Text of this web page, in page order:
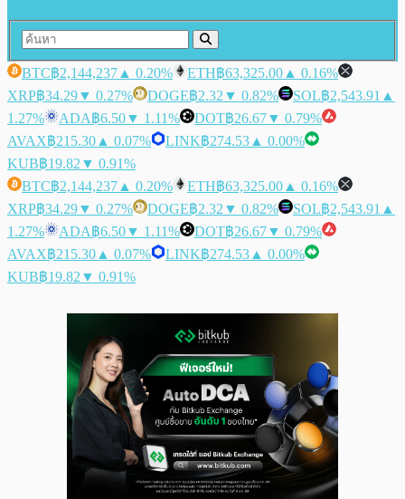
BTC฿2,144,237 ▲ 0.20% ETH฿63,325.00 ▲ 0.16%
XRP฿34.29▼ 0.27% DOGE฿2.32 ▼ 0.82% SOL฿2,543.91 ▲
1.27%
ADA฿6.50▼ 1.11% DOT฿26.67▼ 0.79%
AVAX฿215.30 ▲ 0.07% LINK฿274.53 ▲ 0.00%
KUB฿19.82 ▼ 0.91%
BTC฿2,144,237 ▲ 0.20% ETH฿63,325.00 ▲ 0.16%
XRP฿34.29▼ 0.27% DOGE฿2.32 ▼ 0.82% SOL฿2,543.91 ▲
1.27%
ADA฿6.50▼ 1.11% DOT฿26.67▼ 0.79%
AVAX฿215.30 ▲ 0.07% LINK฿274.53 ▲ 0.00%
KUB฿19.82 ▼ 0.91%